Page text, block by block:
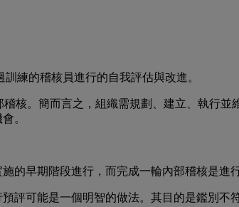
訓練的稽核員進行的自我評估與改進。
核。簡而言之，組織需規劃、建立、執行
。
的早期階段進行，而完成一輪內部稽核是進
評可能是一個明智的做法。其目的是鑑別不